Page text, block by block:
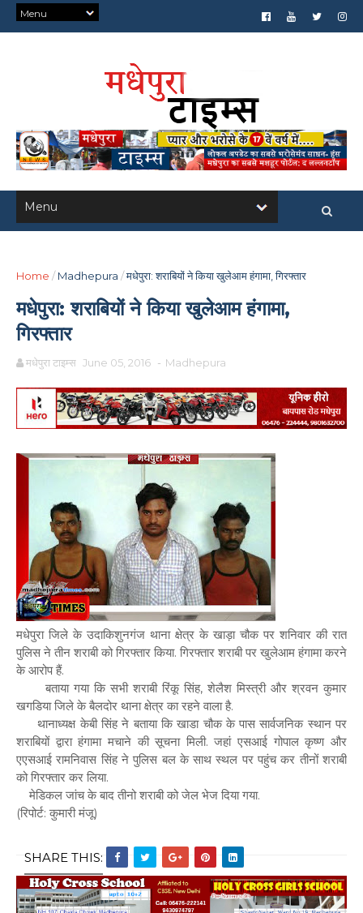
Home / Madhepura /मधेपुरा: शराबियों ने किया खुलेआम हंगामा, गिरफ्तार
मधेपुरा: शराबियों ने किया खुलेआम हंगामा,
गिरफ्तार
मधेपुरा टाइम्स June 05, 2016 - Madhepura
मधेपुरा जिले के उदाकिशुनगंज थाना क्षेत्र के खाड़ा चौक पर शनिवार की रात
पुलिस ने तीन शराबी को गिरफ्तार किया. गिरफ्तार शराबी पर खुलेआम हंगामा करने
के आरोप हैं.
बताया गया कि सभी शराबी रिंकू सिंह, शेलैश मिस्त्री और श्रवन कुमार
खगडिया जिले के बैलदोर थाना क्षेत्र का रहने वाला है.
थानाध्यक्ष केबी सिंह ने बताया कि खाडा चौक के पास सार्वजनिक स्थान पर
शराबियों द्वारा हंगामा मचाने की सूचना मिली. जहां एसआई गोपाल कृष्ण और
एएसआई रामनिवास सिंह ने पुलिस बल के साथ स्थल पर पहुंच कर तीनों शराबी
को गिरफ्तार कर लिया.
मेडिकल जांच के बाद तीनो शराबी को जेल भेज दिया गया.
(रिपोर्ट: कुमारी मंजू)
SHARE THIS: